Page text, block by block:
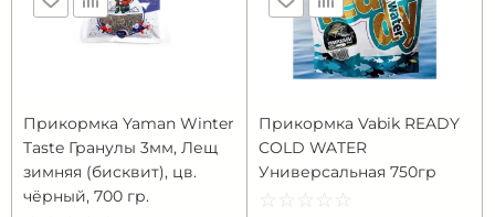
Прикормка Yaman Winter
Taste Гранулы 3мм, Лещ
зимняя (бисквит), цв.
чёрный, 700 гр.
Прикормка Vabik READY
COLD WATER
Универсальная 750гр
☆ ☆ ☆ ☆ ☆
★ ★ ★ ★ ★